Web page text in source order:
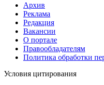
Архив
Реклама
Редакция
Вакансии
О портале
Правообладателям
Политика обработки
Условия цитирования